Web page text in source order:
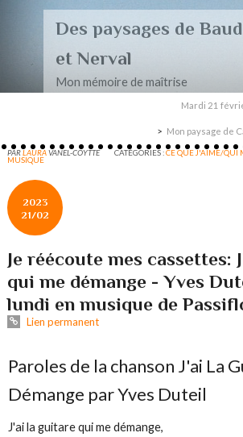
Des paysages de
et Nerval
Mon mémoire de maîtrise
Mardi 21
Mon paysage de
PARLAURAVANEL-COYTTE CATÉGORIES :CE QUE J'AIME/QUI
MUSIQUE
2023
21/02
Je réécoute mes cassettes:
qui me démange - Yves
lundi en musique de
Lien permanent
Paroles de la chanson J'ai La
Démange par Yves Duteil
J'ai la guitare qui me démange,